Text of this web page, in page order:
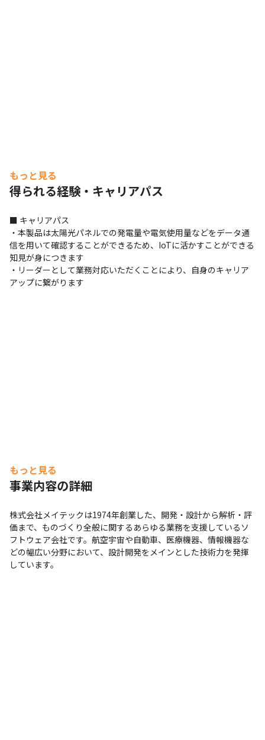
もっと見る
得られる経験・キャリアパス
■ キャリアパス
・本製品は太陽光パネルでの発電量や電気使用量などをデータ通
信を用いて確認することができるため、IoTに活かすことができる
知見が身につきます
・リーダーとして業務対応いただくことにより、自身のキャリア
アップに繋がります
もっと見る
事業内容の詳細
株式会社メイテックは1974年創業した、開発・設計から解析・評
価まで、ものづくり全般に関するあらゆる業務を支援しているソ
フトウェア会社です。航空宇宙や自動車、医療機器、情報機器な
どの幅広い分野において、設計開発をメインとした技術力を発揮
しています。